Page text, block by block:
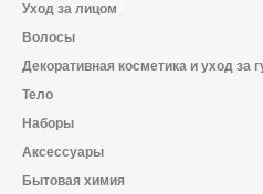
Доставка и оплата
Политика конфиденциальности
Контактная информация
Уход за лицом
Волосы
Декоративная косметика и уход за
Тело
Наборы
Аксессуары
Бытовая химия